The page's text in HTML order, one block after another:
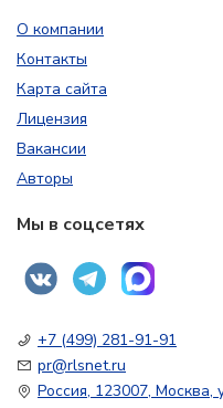
О компании
Контакты
Карта сайта
Лицензия
Вакансии
Авторы
Мы в соцсетях
+7 (499) 281-91-91
pr@rlsnet.ru
Россия, 123007, Москва,